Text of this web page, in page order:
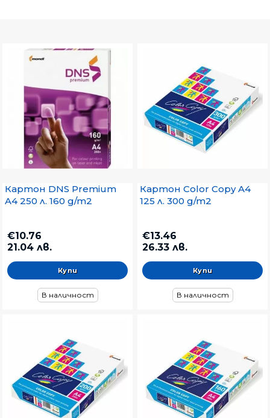
Няма наличност
Картон DNS Premium
A4 250 л. 160 g/m2
€10.76
21.04 лв.
В наличност
Картон Color Copy A4
125 л. 300 g/m2
€13.46
26.33 лв.
В наличност